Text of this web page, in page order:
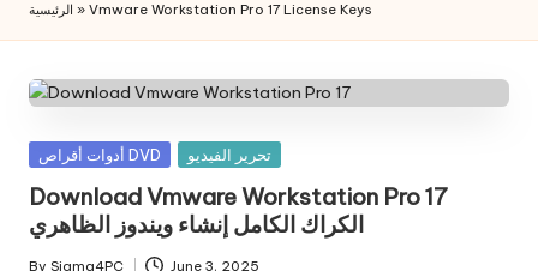
الرئيسية » Vmware Workstation Pro 17 License Keys
Posted
أدوات أقراص DVD تحرير الفيديو
Download Vmware Workstation Pro 17
الكراك الكامل إنشاء ويندوز الظاهري
By Sigma4PC June 3, 2025